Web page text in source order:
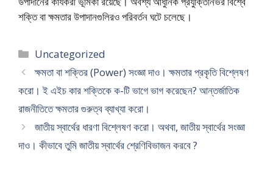
শক্তি বা ক্ষমতার উপাদানগুলিরও পরিবর্তন ঘটে চলেছে।
Categories
Uncategorized
ক্ষমতা বা শক্তির (Power) সংজ্ঞা দাও। ক্ষমতার প্রকৃতি বিশ্লেষণ
করো। ই এইচ কার শক্তিকে ক-টি ভাগে ভাগ করেছেন? আন্তর্জাতিক
রাজনীতিতে ক্ষমতার গুরুত্ব ব্যাখ্যা করো।
জাতীয় স্বার্থের ধারণা বিশ্লেষণ করো। অথবা, জাতীয় স্বার্থের সংজ্ঞা
দাও। কীভাবে তুমি জাতীয় স্বার্থের শ্রেণিবিভাজন করবে ?